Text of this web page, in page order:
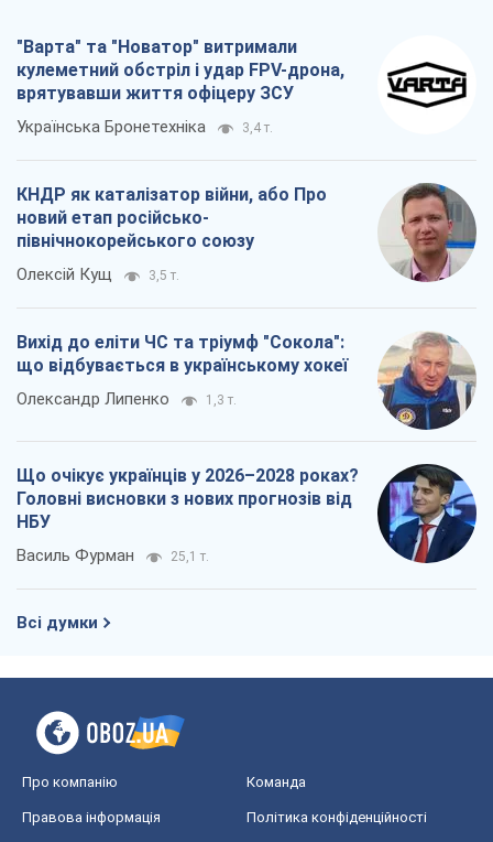
"Варта" та "Новатор" витримали
кулеметний обстріл і удар FPV-дрона,
врятувавши життя офіцеру ЗСУ
Українська Бронетехніка 3,4 т.
КНДР як каталізатор війни, або Про
новий етап російсько-
північнокорейського союзу
Олексій Кущ 3,5 т.
Вихід до еліти ЧС та тріумф "Сокола":
що відбувається в українському хокеї
Олександр Липенко 1,3 т.
Що очікує українців у 2026–2028 роках?
Головні висновки з нових прогнозів від
НБУ
Василь Фурман 25,1 т.
Всі думки
Про компанію Команда
Правова інформація Політика конфіденційності